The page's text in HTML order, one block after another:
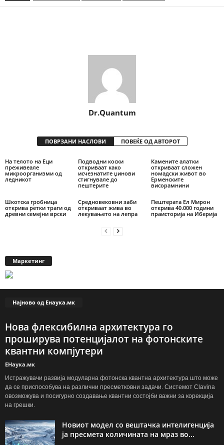
Dr.Quantum
ПОВРЗАНИ НАСЛОВИ ПОВЕЌЕ ОД АВТОРОТ
На телото на Еци
преживеале
микроорганизми од
ледникот
Подводни коски
откриваат како
исчезнатите џинови
стигнувале до
пештерите
Камените алатки
откриваат сложен
номадски живот во
Ерменските
висорамнини
Шкотска гробница
открива ретки траги од
древни семејни врски
Средновековни заби
откриваат жива во
лекувањето на лепра
Пештерата Ел Мирон
открива 40.000 години
праисторија на Иберија
Маркетинг
Најново од Енаука.мк
Нова флексибилна архитектура го
проширува потенцијалот на фотонските
квантни компјутери
ЕНаука.мк
Истражувачи развија модуларна фотонска квантна архитектура што може
да се приспособува на различни пресметковни задачи. Системот Clavina
овозможува и посигурно создавање квантни состојби важни за корекција
на грешки.
Новиот модел со вештачка интелигенција
ја пресмета количината на мраз во...